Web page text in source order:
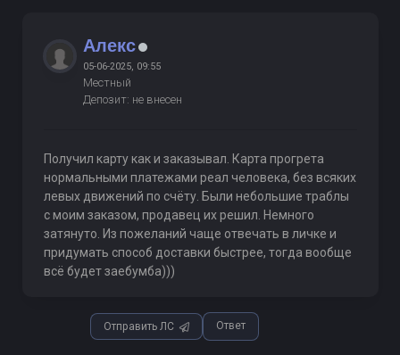
Алекс
05-06-2025, 09:55
Местный
Депозит: не внесен
Получил карту как и заказывал. Карта прогрета
нормальными платежами реал человека, без всяких
левых движений по счёту. Были небольшие траблы
с моим заказом, продавец их решил. Немного
затянуто. Из пожеланий чаще отвечать в личке и
придумать способ доставки быстрее, тогда вообще
всё будет заебумба)))
Отправить ЛС Ответ